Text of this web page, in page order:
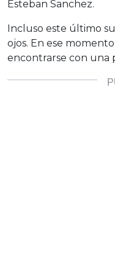
Esteban Sanchez.
Incluso este último
ojos. En ese
encontrarse con una